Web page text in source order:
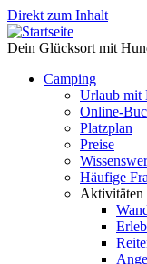
Direkt zum Inhalt
Dein Glücksort mit
Camping
Urlaub mit
Online-
Platzplan
Preise
Häufige
Aktivitäten